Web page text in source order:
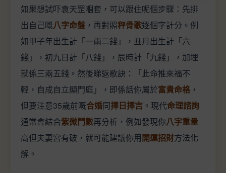
如果想試吓袁天罡嗰套，可以跟住呢個步驟：先排
出自己嘅八字命盤 ，再對照秤骨歌逐個字計分。例
如甲子年出生計「一兩二錢」，丑月出生計「六
錢」，初九日計「八錢」，辰時計「九錢」，加埋
就係三兩五錢。然後睇返歌訣：「此命推來福不
輕，自成自立顯門庭」，即係話你屬於富貴命格 ，
但要注意35歲前嘅合婚同擇日擇吉 。現代命理諮詢
通常會結合紫微鬥數再分析，例如發現你八字重量
高但夫妻宮有破，就可能建議你用開運招財方法化
解。